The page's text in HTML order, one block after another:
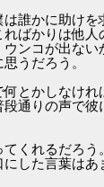
誰かに助けを
ばかりは他人
ンコが出ない
うだろう。
とかしなけれ
通りの声で彼
くれるだろう
した言葉はあ